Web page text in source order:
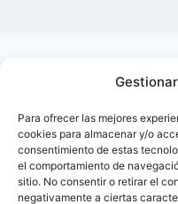
Para ofrecer las mejores
cookies para almacenar y/o
consentimiento de estas
el comportamiento de
sitio. No consentir o retirar el
negativamente a ciertas